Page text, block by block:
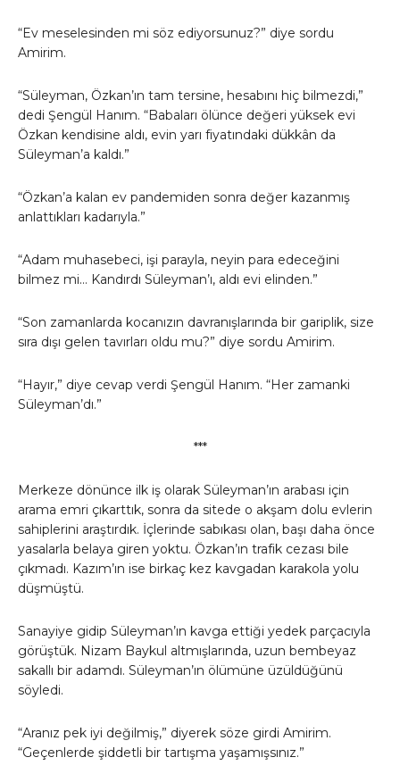
“Ev meselesinden mi söz ediyorsunuz?” diye sordu
Amirim.
“Süleyman, Özkan’ın tam tersine, hesabını hiç bilmezdi,”
dedi Şengül Hanım. “Babaları ölünce değeri yüksek evi
Özkan kendisine aldı, evin yarı fiyatındaki dükkân da
Süleyman’a kaldı.”
“Özkan’a kalan ev pandemiden sonra değer kazanmış
anlattıkları kadarıyla.”
“Adam muhasebeci, işi parayla, neyin para edeceğini
bilmez mi… Kandırdı Süleyman’ı, aldı evi elinden.”
“Son zamanlarda kocanızın davranışlarında bir gariplik, size
sıra dışı gelen tavırları oldu mu?” diye sordu Amirim.
“Hayır,” diye cevap verdi Şengül Hanım. “Her zamanki
Süleyman’dı.”
***
Merkeze dönünce ilk iş olarak Süleyman’ın arabası için
arama emri çıkarttık, sonra da sitede o akşam dolu evlerin
sahiplerini araştırdık. İçlerinde sabıkası olan, başı daha önce
yasalarla belaya giren yoktu. Özkan’ın trafik cezası bile
çıkmadı. Kazım’ın ise birkaç kez kavgadan karakola yolu
düşmüştü.
Sanayiye gidip Süleyman’ın kavga ettiği yedek parçacıyla
görüştük. Nizam Baykul altmışlarında, uzun bembeyaz
sakallı bir adamdı. Süleyman’ın ölümüne üzüldüğünü
söyledi.
“Aranız pek iyi değilmiş,” diyerek söze girdi Amirim.
“Geçenlerde şiddetli bir tartışma yaşamışsınız.”